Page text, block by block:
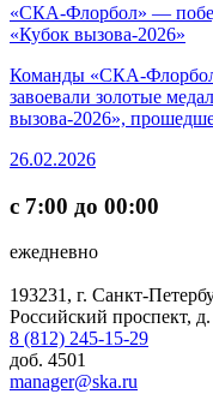
«СКА-Флорбол» —
«Кубок вызова-2026»
Команды «СКА-
завоевали золотые
вызова-2026»,
26.02.2026
с 7:00 до 00:00
ежедневно
193231, г. Санкт-
Российский проспект, д.
8 (812) 245-15-29
доб. 4501
manager@ska.ru